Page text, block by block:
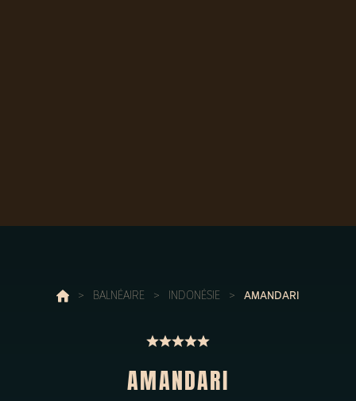
> BALNÉAIRE > INDONÉSIE > AMANDARI
AMANDARI